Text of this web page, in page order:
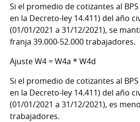
Si el promedio de cotizantes al
en la Decreto-ley 14.411) del año
(01/01/2021 a 31/12/2021), se
franja 39.000-52.000 trabajadores.
Ajuste W4 = W4a * W4d
Si el promedio de cotizantes al
en la Decreto-ley 14.411) del año
(01/01/2021 a 31/12/2021), es
trabajadores.